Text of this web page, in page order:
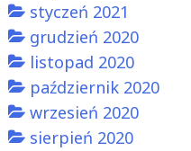
styczeń 2021
grudzień 2020
listopad 2020
październik 2020
wrzesień 2020
sierpień 2020